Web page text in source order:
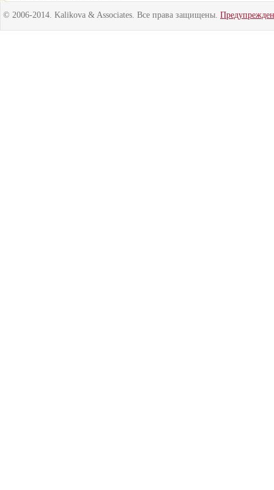
© 2006-2014. Kalikova & Associates. Все права защищены.